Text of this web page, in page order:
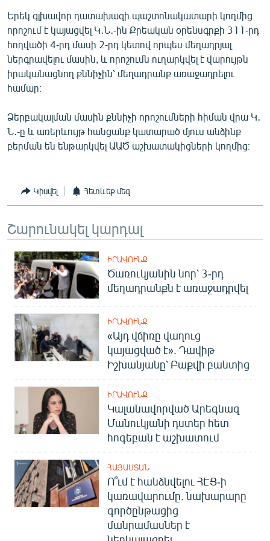
Երեկ գլխավոր դատախազի պաշտոնակատարի կողմից
որոշում է կայացվել Կ․Ն․-ին Քրեական օրենսգրքի 311-րդ
հոդվածի 4-րդ մասի 2-րդ կետով որպես մեղադրյալ
ներգրավելու մասին, և որոշումն ուղարկվել է վարույթն
իրականացնող քննիչին՝ մեղադրանք առաջադրելու
համար։
Ձերբակալման մասին քննիչի որոշումների հիման վրա Կ․
Ն․-ը և առերևույթ հանցանք կատարած մյուս անձինք
բերման են ենթարկվել ԱԱԾ աշխատակիցների կողմից։
Կիսվել Հետևեք մեզ
Շարունակել կարդալ
ԻՐԱՎՈՒՆՔ
Ծառուկյանին նոր՝ 3-րդ
մեղադրանքն է առաջադրվել
ԻՐԱՎՈՒՆՔ
«Այդ վճիռը վաղուց
կայացված է». Դավիթ
Իշխանյանը՝ Բաքվի բանտից
ԻՐԱՎՈՒՆՔ
Կալանավորված Արեգնազ
Մանուկյանի դստեր հետ
հոգեբան է աշխատում
ՀԱՅԱՍՏԱՆ
Ո՞ւմ է հանձնվելու ՀԷՑ-ի
կառավարումը. նախարարը
գործընթացից
մանրամասներ է